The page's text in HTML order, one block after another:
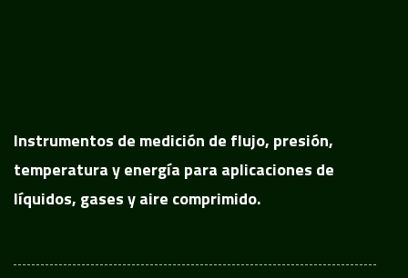
Instrumentos de medición de flujo, presión,
temperatura y energía para aplicaciones de
líquidos, gases y aire comprimido.